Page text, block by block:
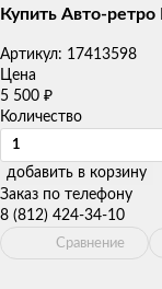
Купить Авто-
Артикул: 17413598
Цена
5 500 ₽
Количество
добавить в корзину
Заказ по телефону
8 (812) 424-34-10
Сравнение